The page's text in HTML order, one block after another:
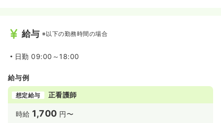
給与 ※以下の勤務時間の場合
日勤 09:00～18:00
給与例
想定給与 正看護師
時給 1,700 円〜